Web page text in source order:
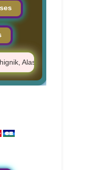
Alaska - 5:45:00 PM